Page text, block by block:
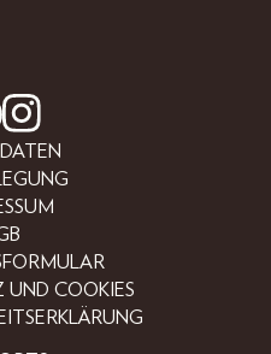
UND COOKIES